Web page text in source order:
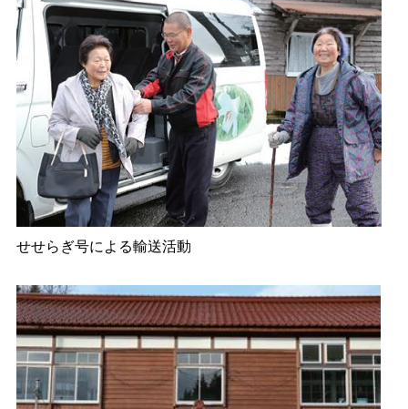
せせらぎ号による輸送活動